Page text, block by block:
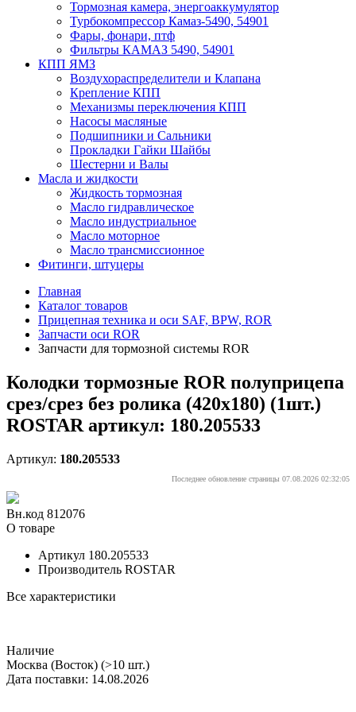
Тормозная камера, энергоаккумулятор
Турбокомпрессор Камаз-5490, 54901
Фары, фонари, птф
Фильтры КАМАЗ 5490, 54901
КПП ЯМЗ
Воздухораспределители и Клапана
Крепление КПП
Механизмы переключения КПП
Насосы масляные
Подшипники и Сальники
Прокладки Гайки Шайбы
Шестерни и Валы
Масла и жидкости
Жидкость тормозная
Масло гидравлическое
Масло индустриальное
Масло моторное
Масло трансмиссионное
Фитинги, штуцеры
Главная
Каталог товаров
Прицепная техника и оси SAF, BPW, ROR
Запчасти оси ROR
Запчасти для тормозной системы ROR
Колодки тормозные ROR полуприцепа
срез/срез без ролика (420x180) (1шт.)
ROSTAR артикул: 180.205533
Артикул: 180.205533
Последнее обновление страницы 07.08.2026 02:32:05
Вн.код 812076
О товаре
Артикул 180.205533
Производитель ROSTAR
Все характеристики
Наличие
Москва (Восток) (>10 шт.)
Дата поставки: 14.08.2026